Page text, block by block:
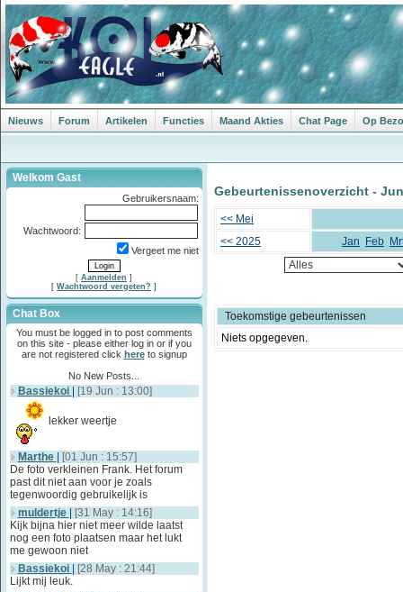
Nieuws Forum Artikelen Functies Maand Akties Chat Page Op
Welkom Gast
Gebruikersnaam:
Wachtwoord:
Vergeet me niet
[ Aanmelden ]
[ Wachtwoord vergeten? ]
Chat Box
You must be logged in to post comments
on this site - please either log in or if you
are not registered click hereto signup
No New Posts...
Bassiekoi [19 Jun : 13:00]
lekker weertje
Marthe
[01 Jun : 15:57]
De foto verkleinen Frank. Het forum
past dit niet aan voor je zoals
tegenwoordig gebruikelijk is
muldertje
[31 May : 14:16]
Kijk bijna hier niet meer wilde laatst
nog een foto plaatsen maar het lukt
me gewoon niet
Bassiekoi
[28 May : 21:44]
Lijkt mij leuk.
Gebeurtenissenoverzicht -
<< Mei
<< 2025
Jan Feb
Toekomstige gebeurtenissen
Niets opgegeven.